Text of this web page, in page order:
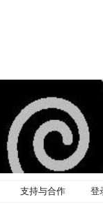
支持与合作 登